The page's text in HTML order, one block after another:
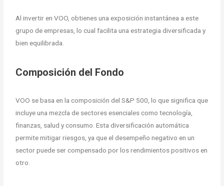
Al invertir en VOO, obtienes una exposición instantánea a este
grupo de empresas, lo cual facilita una estrategia diversificada y
bien equilibrada.
Composición del Fondo
VOO se basa en la composición del S&P 500, lo que significa que
incluye una mezcla de sectores esenciales como tecnología,
finanzas, salud y consumo. Esta diversificación automática
permite mitigar riesgos, ya que el desempeño negativo en un
sector puede ser compensado por los rendimientos positivos en
otro.